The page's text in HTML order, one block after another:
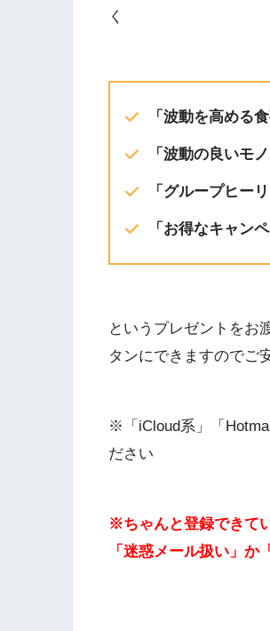
く
「波動を高める
「波動の良いモ
「グループヒー
「お得なキャン
というプレゼントをお
タンにできますのでご
※「iCloud系」「
ださい
※ちゃんと登録できて
「迷惑メール扱い」か